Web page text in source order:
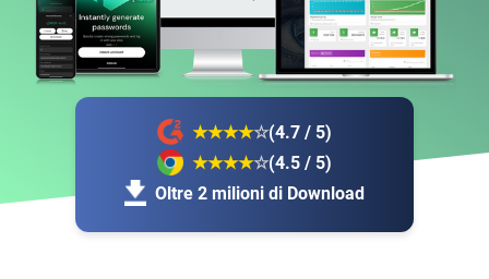
★★★★☆(4.7 / 5)
★★★★☆(4.5 / 5)
Oltre 2 milioni di Download